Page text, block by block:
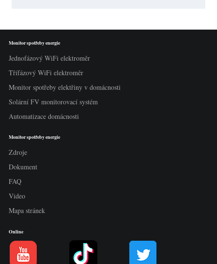
Monitor spotřeby energie
Jednofázový WiFi elektroměr
Třífázový WiFi elektroměr
Monitor spotřeby elektřiny v domácnosti
Solární FV monitorovací systém
Automatizace domácnosti
Monitor spotřeby energie
Zdroje
Dokument
FAQ
Video
Mapa stránek
Online